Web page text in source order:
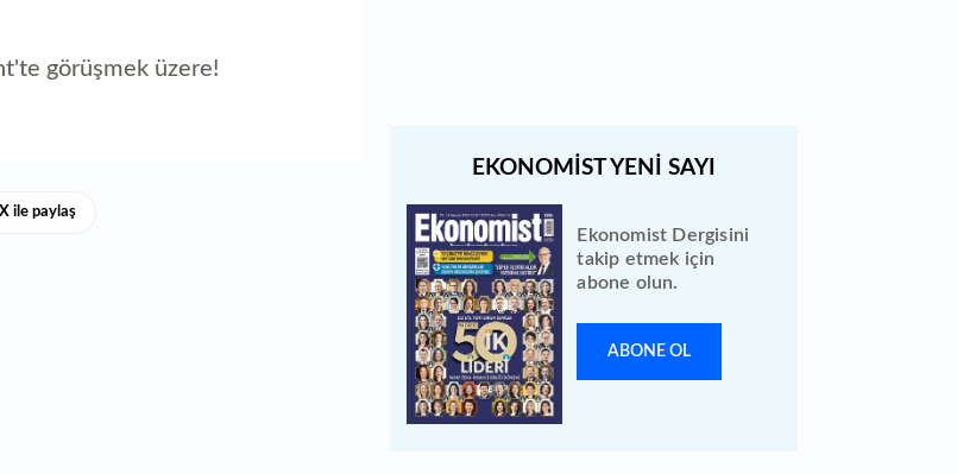
görüşmek üzere!
X ile paylaş
Ekonomist Dergisini
takip etmek için
abone olun.
ABONE OL